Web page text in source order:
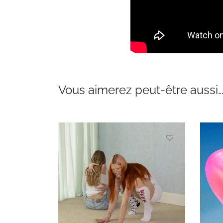
Vous aimerez peut-être aussi…